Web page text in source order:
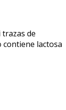
de
contiene lactosa